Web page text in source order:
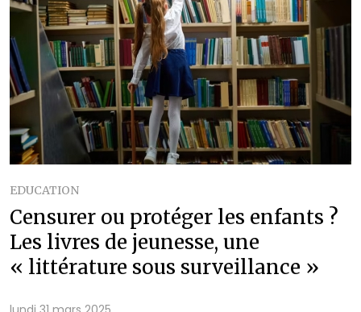
EDUCATION
Censurer ou protéger les enfants ?
Les livres de jeunesse, une
« littérature sous surveillance »